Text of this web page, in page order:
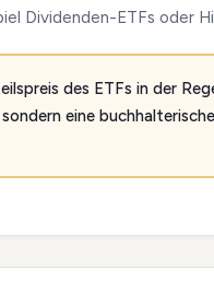
Dividenden-ETFs oder
des ETFs in der
eine